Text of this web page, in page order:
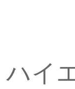
イ